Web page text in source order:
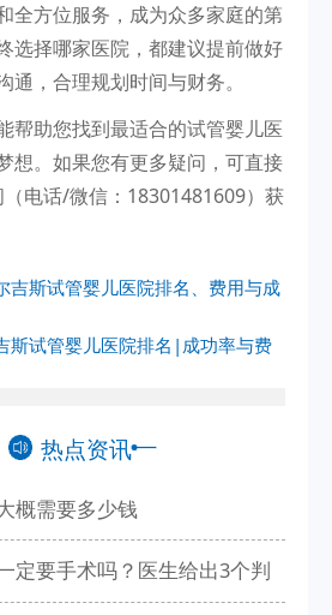
全方位服务，成为众多家庭的第
选择哪家医院，都建议提前做好
通，合理规划时间与财务。
帮助您找到最适合的试管婴儿医
想。如果您有更多疑问，可直接
电话/微信：18301481609）获
吉斯试管婴儿医院排名、费用与成
斯试管婴儿医院排名|成功率与费
热点资讯
概需要多少钱
定要手术吗？医生给出3个判